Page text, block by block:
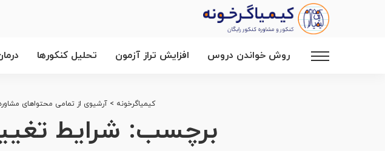
روش خواندن دروس افزایش تراز آزمون تحلیل کنکورها
کیمیاگرخونه >آرشیوی از تمامی محتواهای
برچسب: شرایط